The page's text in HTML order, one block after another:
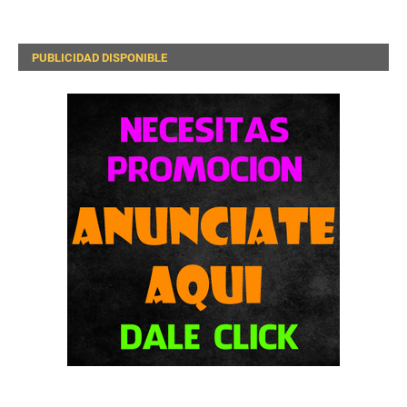
PUBLICIDAD DISPONIBLE